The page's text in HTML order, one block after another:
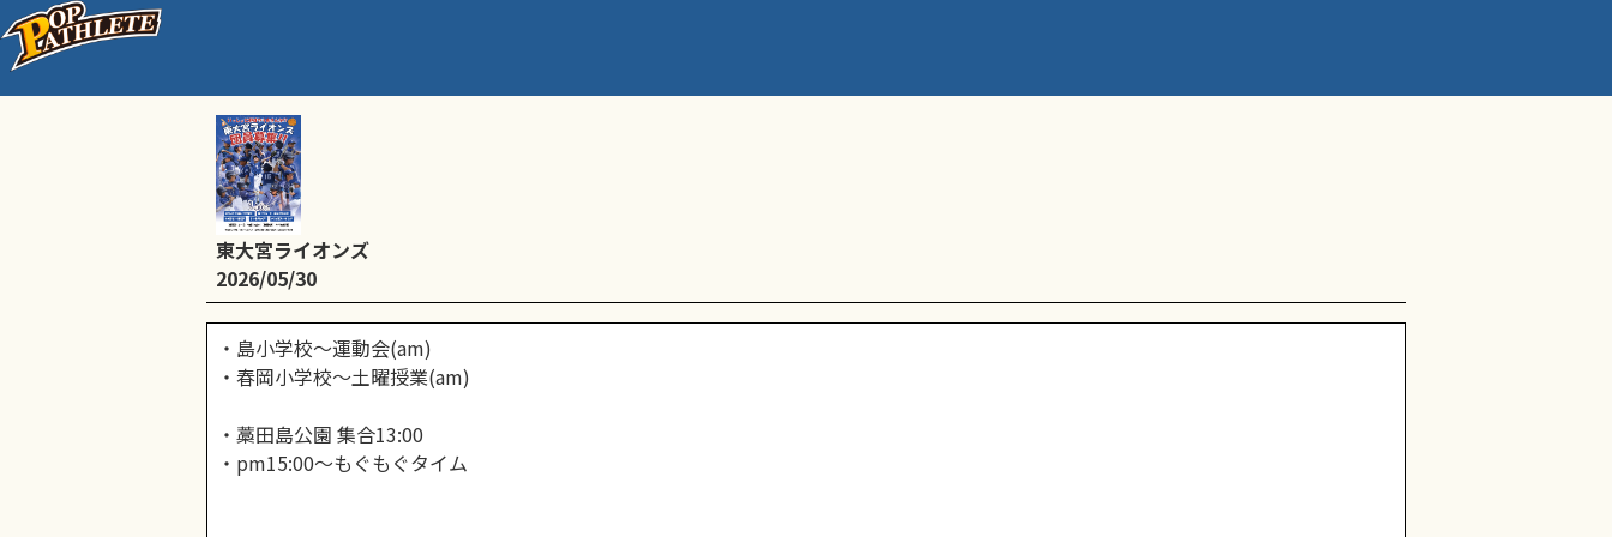
東大宮ライオンズ
2026/05/30
・島小学校～運動会(am)
・春岡小学校～土曜授業(am)
・藁田島公園 集合13:00
・pm15:00～もぐもぐタイム